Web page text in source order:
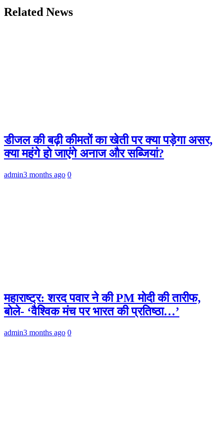
Related News
डीजल की बढ़ी कीमतों का खेती पर क्या पड़ेगा असर,
क्या महंगे हो जाएंगे अनाज और सब्जियां?
admin3 months ago 0
महाराष्ट्र: शरद पवार ने की PM मोदी की तारीफ,
बोले- ‘वैश्विक मंच पर भारत की प्रतिष्ठा…’
admin3 months ago 0